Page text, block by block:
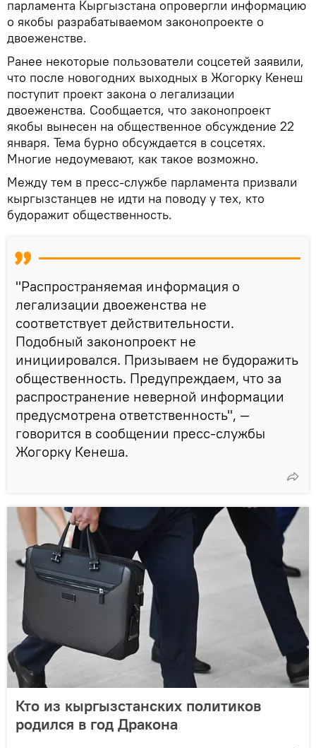
парламента Кыргызстана опровергли информацию
о якобы разрабатываемом законопроекте о
двоеженстве.
Ранее некоторые пользователи соцсетей заявили,
что после новогодних выходных в Жогорку Кенеш
поступит проект закона о легализации
двоеженства. Сообщается, что законопроект
якобы вынесен на общественное обсуждение 22
января. Тема бурно обсуждается в соцсетях.
Многие недоумевают, как такое возможно.
Между тем в пресс-службе парламента призвали
кыргызстанцев не идти на поводу у тех, кто
будоражит общественность.
"Распространяемая информация о
легализации двоеженства не
соответствует действительности.
Подобный законопроект не
инициировался. Призываем не будоражить
общественность. Предупреждаем, что за
распространение неверной информации
предусмотрена ответственность", —
говорится в сообщении пресс-службы
Жогорку Кенеша.
Кто из кыргызстанских политиков
родился в год Дракона